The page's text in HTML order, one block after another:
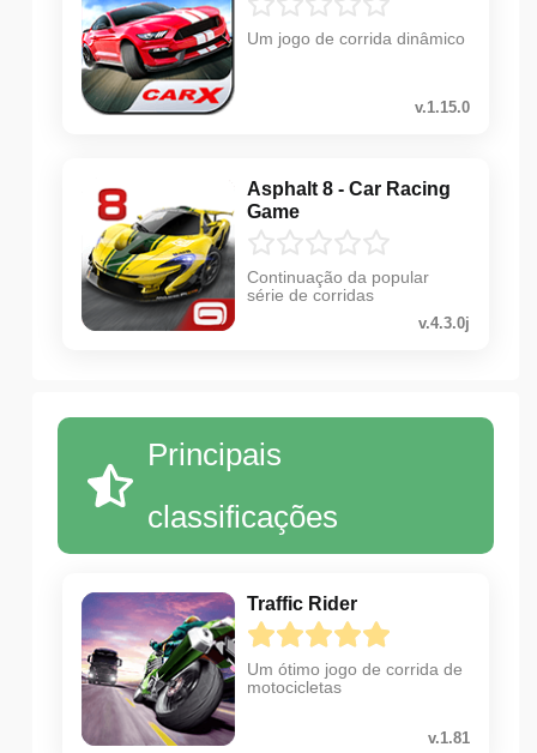
Um jogo de corrida dinâmico
v.1.15.0
Asphalt 8 - Car Racing
Game
Continuação da popular
série de corridas
v.4.3.0j
Principais
classificações
Traffic Rider
Um ótimo jogo de corrida de
motocicletas
v.1.81